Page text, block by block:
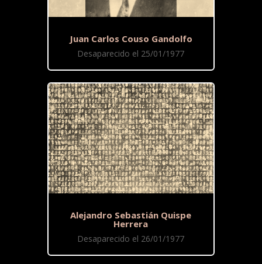
Juan Carlos Couso Gandolfo
Desaparecido el 25/01/1977
Alejandro Sebastián Quispe
Herrera
Desaparecido el 26/01/1977